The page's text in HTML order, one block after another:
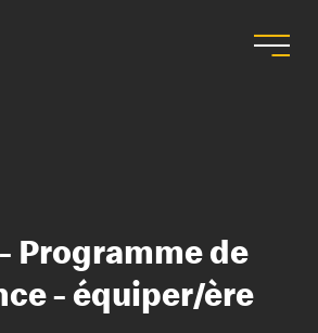
Programme de
- équiper/ère